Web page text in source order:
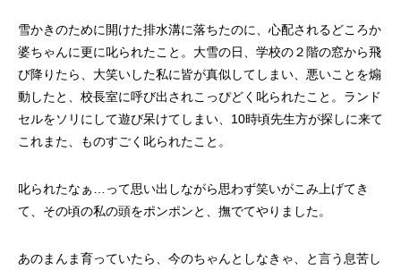
雪かきのために開けた排水溝に落ちたのに、心配されるどころか
婆ちゃんに更に叱られたこと。大雪の日、学校の２階の窓から飛
び降りたら、大笑いした私に皆が真似してしまい、悪いことを煽
動したと、校長室に呼び出されこっぴどく叱られたこと。ランド
セルをソリにして遊び呆けてしまい、10時頃先生方が探しに来て
これまた、ものすごく叱られたこと。
叱られたなぁ…って思い出しながら思わず笑いがこみ上げてき
て、その頃の私の頭をポンポンと、撫でてやりました。
あのまんま育っていたら、今のちゃんとしなきゃ、と言う息苦し